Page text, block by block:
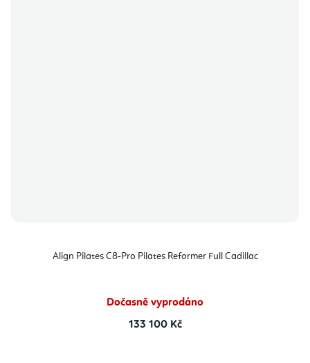
Align Pilates C8-Pro Pilates Reformer Full Cadillac
Dočasně vyprodáno
133 100 Kč